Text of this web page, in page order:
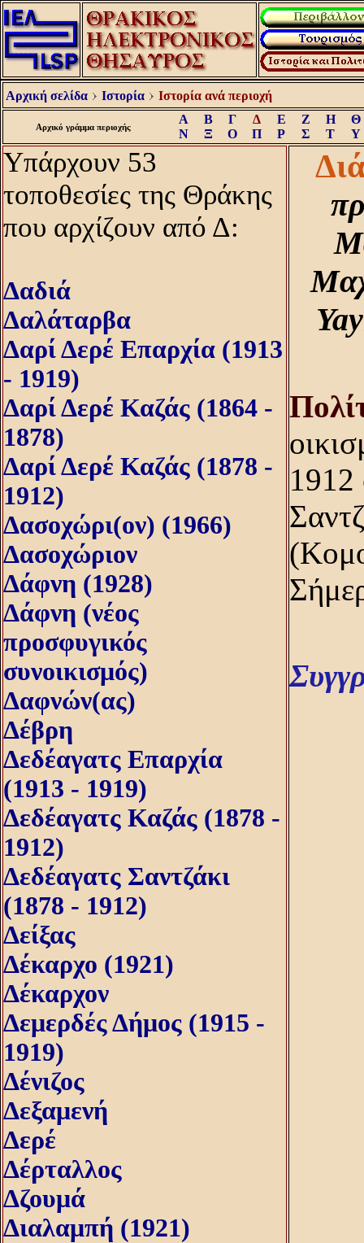
Αρχική σελίδα Ιστορία Ιστορία ανά περιοχή
Αρχικό γράμμα περιοχής
Α Β Γ Δ Ε Ζ Η
Θ
Ν
Ξ Ο Π Ρ Σ Τ Υ
Υπάρχουν 53
τοποθεσίες της Θράκης
που αρχίζουν από Δ:
Δαδιά
Δαλάταρβα
Δαρί Δερέ Επαρχία (1913
- 1919)
Δαρί Δερέ Καζάς (1864 -
1878)
Δαρί Δερέ Καζάς (1878 -
1912)
Δασοχώρι(ον) (1966)
Δασοχώριον
Δάφνη (1928)
Δάφνη (νέος
προσφυγικός
συνοικισμός)
Δαφνών(ας)
Δέβρη
Δεδέαγατς Επαρχία
(1913 - 1919)
Δεδέαγατς Καζάς (1878 -
1912)
Δεδέαγατς Σαντζάκι
(1878 - 1912)
Δείξας
Δέκαρχο (1921)
Δέκαρχον
Δεμερδές Δήμος (1915 -
1919)
Δένιζος
Δεξαμενή
Δερέ
Δέρταλλος
Δζουμά
Διαλαμπή (1921)
1912